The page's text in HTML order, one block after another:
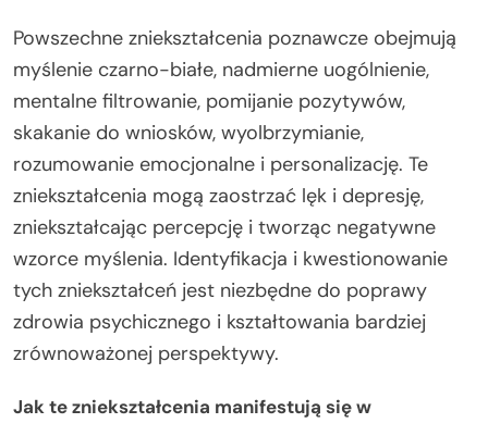
Powszechne zniekształcenia poznawcze obejmują
myślenie czarno-białe, nadmierne uogólnienie,
mentalne filtrowanie, pomijanie pozytywów,
skakanie do wniosków, wyolbrzymianie,
rozumowanie emocjonalne i personalizację. Te
zniekształcenia mogą zaostrzać lęk i depresję,
zniekształcając percepcję i tworząc negatywne
wzorce myślenia. Identyfikacja i kwestionowanie
tych zniekształceń jest niezbędne do poprawy
zdrowia psychicznego i kształtowania bardziej
zrównoważonej perspektywy.
Jak te zniekształcenia manifestują się w